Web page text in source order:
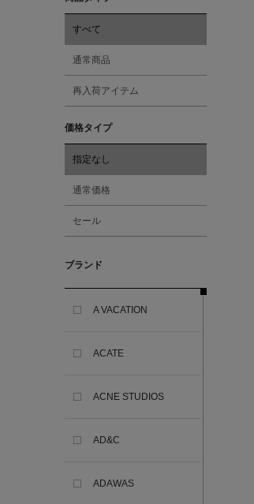
すべて
通常商品
再入荷アイテム
価格タイプ
指定なし
通常価格
セール
ブランド
A VACATION
ACATE
ACNE STUDIOS
AD&C
ADAWAS